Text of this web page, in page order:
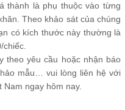
thành là phụ thuộc vào từng
Theo khảo sát của chúng
có kích thước này thường là
theo yêu cầu hoặc nhận báo
mẫu… vui lòng liên hệ với
Nam ngay hôm nay.